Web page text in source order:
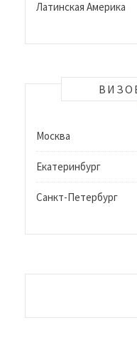
Латинская Америка
Москва
Екатеринбург
Санкт-Петербург